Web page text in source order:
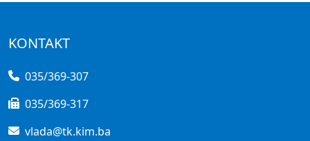
KONTAKT
035/369-307
035/369-317
vlada@tk.kim.ba